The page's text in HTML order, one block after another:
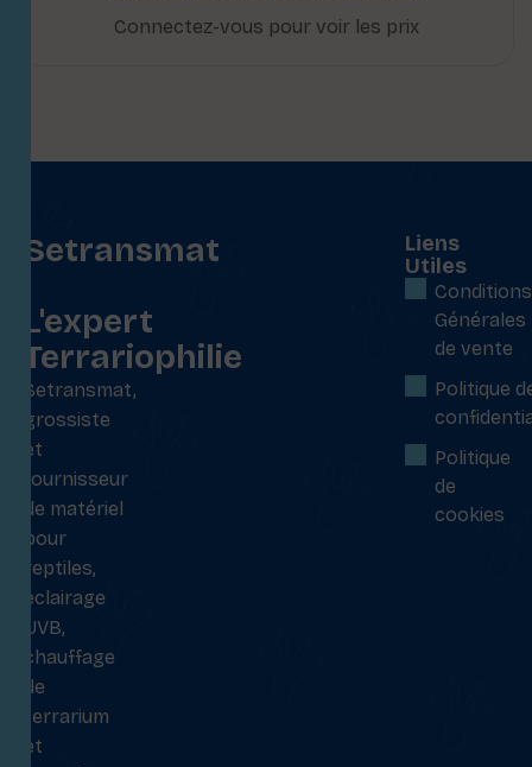
Connectez-vous pour voir les prix
Setransmat
L'expert
Terrariophilie
Setransmat,
grossiste
et
fournisseur
de matériel
pour
reptiles,
éclairage
UVB,
chauffage
de
terrarium
et
Liens
Utiles
Conditions
Générales
de vente
Politique
Politique
de
cookies